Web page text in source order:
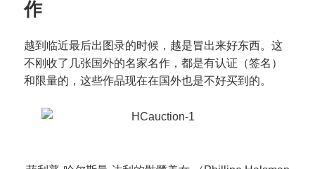
作
越到临近最后出图录的时候，越是冒出来好东西。这
不刚收了几张国外的名家名作，都是有认证（签名）
和限量的，这些作品现在在国外也是不好买到的。